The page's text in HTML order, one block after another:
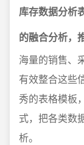
库存数据分析
的融合分析，
海量的销售、
有效整合这些
秀的表格模板
式，把各类数
析。